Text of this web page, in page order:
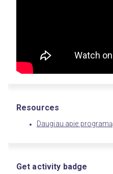
Resources
Daugiau apie programą
Get activity badge